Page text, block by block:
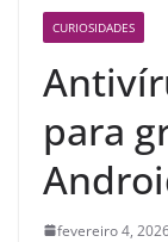
CURIOSIDADES
para
fevereiro 4,